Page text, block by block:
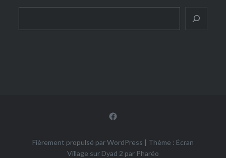
Facebook
Fièrement propulsé par WordPress | Thème : Écran
Village sur Dyad 2 par Pharéo